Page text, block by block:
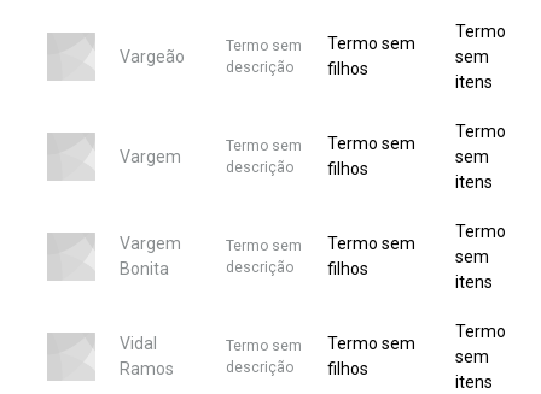
Vargeão
Termo sem
descrição
Termo sem
filhos
Termo
sem
itens
Vargem
Termo sem
descrição
Termo sem
filhos
Termo
sem
itens
Vargem
Bonita
Termo sem
descrição
Termo sem
filhos
Termo
sem
itens
Vidal
Ramos
Termo sem
descrição
Termo sem
filhos
Termo
sem
itens